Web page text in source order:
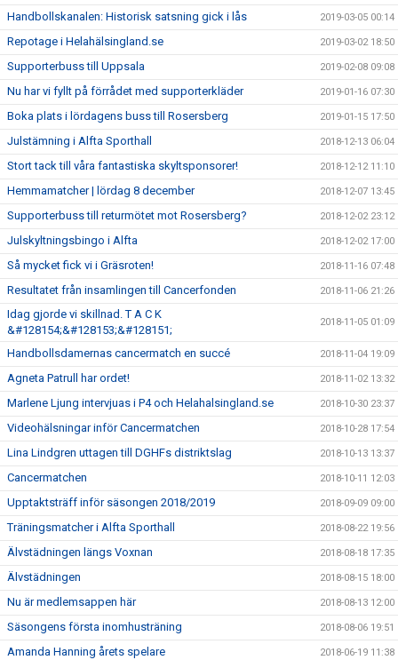
Handbollskanalen: Historisk satsning gick i lås 2019-03-05 00:14
Repotage i Helahälsingland.se 2019-03-02 18:50
Supporterbuss till Uppsala 2019-02-08 09:08
Nu har vi fyllt på förrådet med supporterkläder 2019-01-16 07:30
Boka plats i lördagens buss till Rosersberg 2019-01-15 17:50
Julstämning i Alfta Sporthall 2018-12-13 06:04
Stort tack till våra fantastiska skyltsponsorer! 2018-12-12 11:10
Hemmamatcher | lördag 8 december 2018-12-07 13:45
Supporterbuss till returmötet mot Rosersberg? 2018-12-02 23:12
Julskyltningsbingo i Alfta 2018-12-02 17:00
Så mycket fick vi i Gräsroten! 2018-11-16 07:48
Resultatet från insamlingen till Cancerfonden 2018-11-06 21:26
Idag gjorde vi skillnad. T A C K
&#128154;&#128153;&#128151;
2018-11-05 01:09
Handbollsdamernas cancermatch en succé 2018-11-04 19:09
Agneta Patrull har ordet! 2018-11-02 13:32
Marlene Ljung intervjuas i P4 och Helahalsingland.se 2018-10-30 23:37
Videohälsningar inför Cancermatchen 2018-10-28 17:54
Lina Lindgren uttagen till DGHFs distriktslag 2018-10-13 13:37
Cancermatchen 2018-10-11 12:03
Upptaktsträff inför säsongen 2018/2019 2018-09-09 09:00
Träningsmatcher i Alfta Sporthall 2018-08-22 19:56
Älvstädningen längs Voxnan 2018-08-18 17:35
Älvstädningen 2018-08-15 18:00
Nu är medlemsappen här 2018-08-13 12:00
Säsongens första inomhusträning 2018-08-06 19:51
Amanda Hanning årets spelare 2018-06-19 11:38